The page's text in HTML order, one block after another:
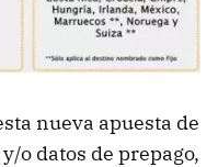
nueva apuesta de
o datos de prepago,